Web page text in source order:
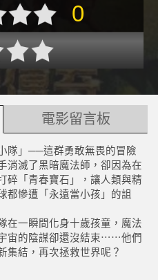
0
電影留言板
小隊」──這群勇敢無畏的冒險
消滅了黑暗魔法師，卻因為在
碎「青春寶石」，讓人類與精
都慘遭「永遠當小孩」的詛
在一瞬間化身十歲孩童，魔法
宙的陰謀卻還沒結束⋯⋯他們
集結，再次拯救世界呢？